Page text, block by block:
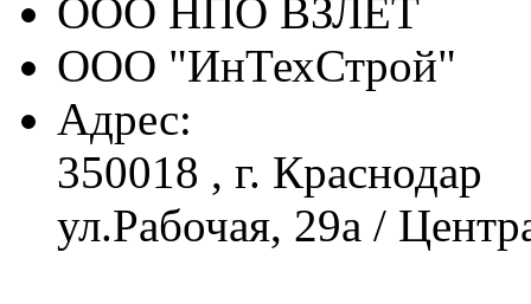
ООО НПО ВЗЛЕТ
ООО "ИнТехСтрой"
Адрес:
350018 , г. Краснодар
ул.Рабочая, 29а /